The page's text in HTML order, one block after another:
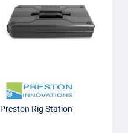
Preston Rig Station